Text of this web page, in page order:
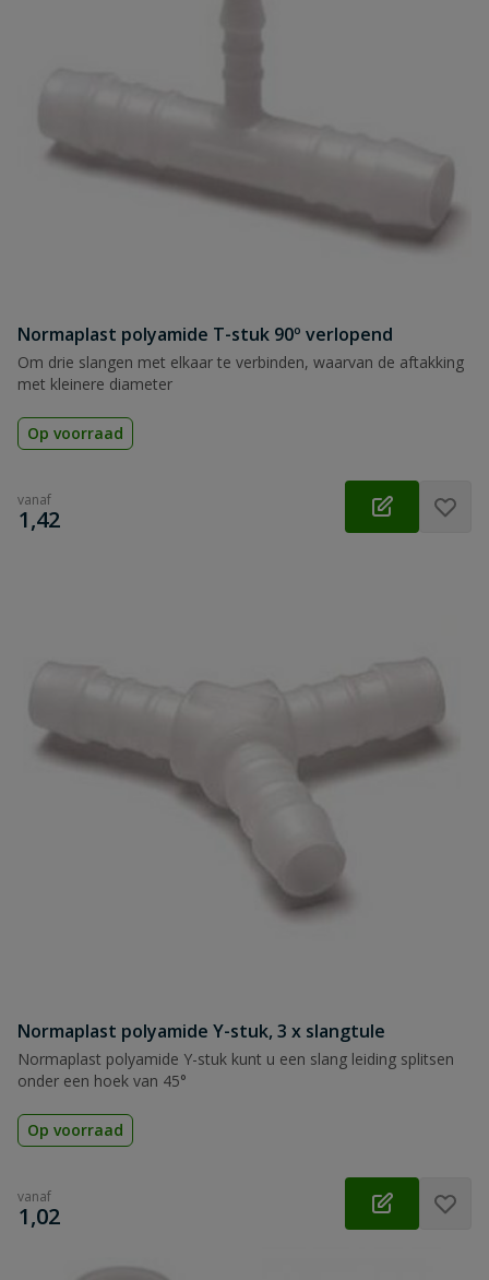
Normaplast polyamide T-stuk 90º verlopend
Om drie slangen met elkaar te verbinden, waarvan de aftakking
met kleinere diameter
Op voorraad
vanaf
€
1,42
Normaplast polyamide Y-stuk, 3 x slangtule
Normaplast polyamide Y-stuk kunt u een slang leiding splitsen
onder een hoek van 45°
Op voorraad
vanaf
€
1,02